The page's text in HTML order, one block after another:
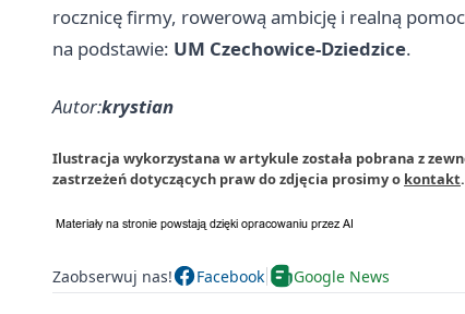
rocznicę firmy, rowerową ambicję i realną
na podstawie: UM Czechowice-Dziedzice.
Autor:krystian
Ilustracja wykorzystana w artykule została pobrana z
zastrzeżeń dotyczących praw do zdjęcia prosimy o kontakt.
Zaobserwuj nas! Facebook Google News